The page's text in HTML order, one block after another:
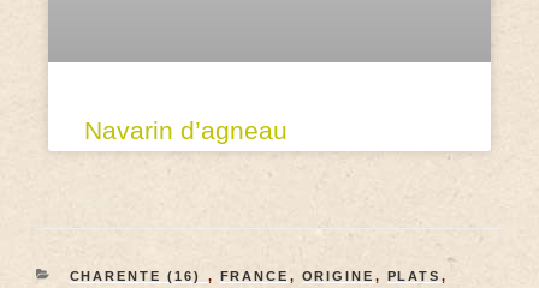
Navarin d’agneau
CHARENTE (16) , FRANCE , ORIGINE , PLATS ,